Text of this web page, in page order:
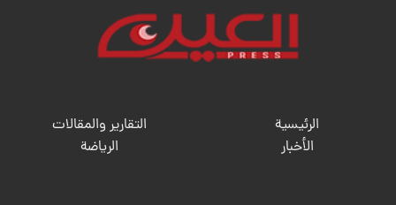
الرئيسية
الأخبار
التقارير والمقالات
الریاضة